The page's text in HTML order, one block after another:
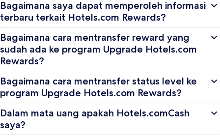
Bagaimana saya dapat memperoleh informasi
terbaru terkait Hotels.com Rewards?
Bagaimana cara mentransfer reward yang
sudah ada ke program Upgrade Hotels.com
Rewards?
Bagaimana cara mentransfer status level ke
program Upgrade Hotels.com Rewards?
Dalam mata uang apakah Hotels.comCash
saya?